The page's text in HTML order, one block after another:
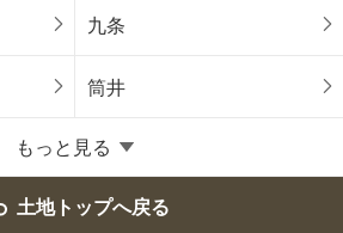
磯城郡三宅町
北葛城郡上牧町
北葛城郡河合町
九条
筒井
もっと見る
土地トップへ戻る